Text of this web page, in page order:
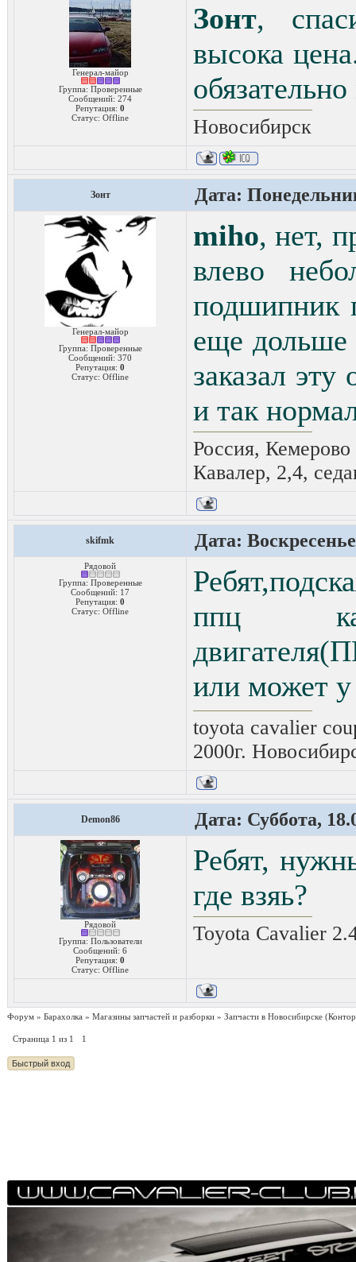
Генерал-майор
Группа: Проверенные
Сообщений: 274
Репутация: 0
Статус: Offline
Зонт,
высока
Новосибирск
Зонт Дата:
Генерал-майор
Группа: Проверенные
Сообщений: 370
Репутация: 0
Статус: Offline
miho, нет,
влево
подшипник
еще дольше
заказал
и так
Россия, Кемерово
Кавалер, 2,4,
skifmk Дата:
Рядовой
Группа: Проверенные
Сообщений: 17
Репутация: 0
Статус: Offline
ппц
или может
toyota cavalier
2000г.
Demon86 Дата: Суббота,
Рядовой
Группа: Пользователи
Сообщений: 6
Репутация: 0
Статус: Offline
Ребят,
где взяь?
Toyota Cavalier
Форум » Барахолка » Магазины запчастей и разборки » Запчасти в Новосибирске
Страница 1 из 1 1